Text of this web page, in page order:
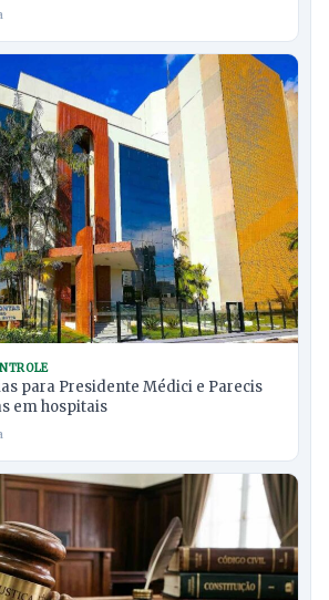
para Presidente Médici e Parecis
em hospitais